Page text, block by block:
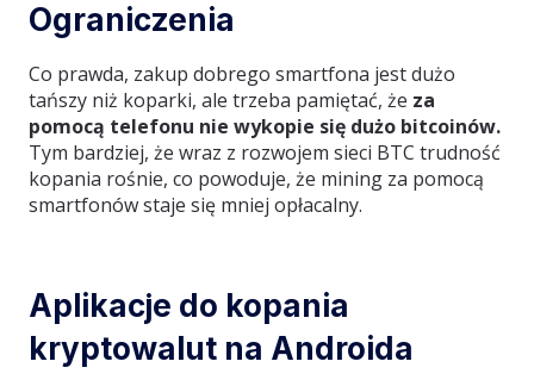
Ograniczenia
Co prawda, zakup dobrego smartfona jest dużo
tańszy niż koparki, ale trzeba pamiętać, że za
pomocą telefonu nie wykopie się dużo bitcoinów.
Tym bardziej, że wraz z rozwojem sieci BTC trudność
kopania rośnie, co powoduje, że mining za pomocą
smartfonów staje się mniej opłacalny.
Aplikacje do kopania
kryptowalut na Androida